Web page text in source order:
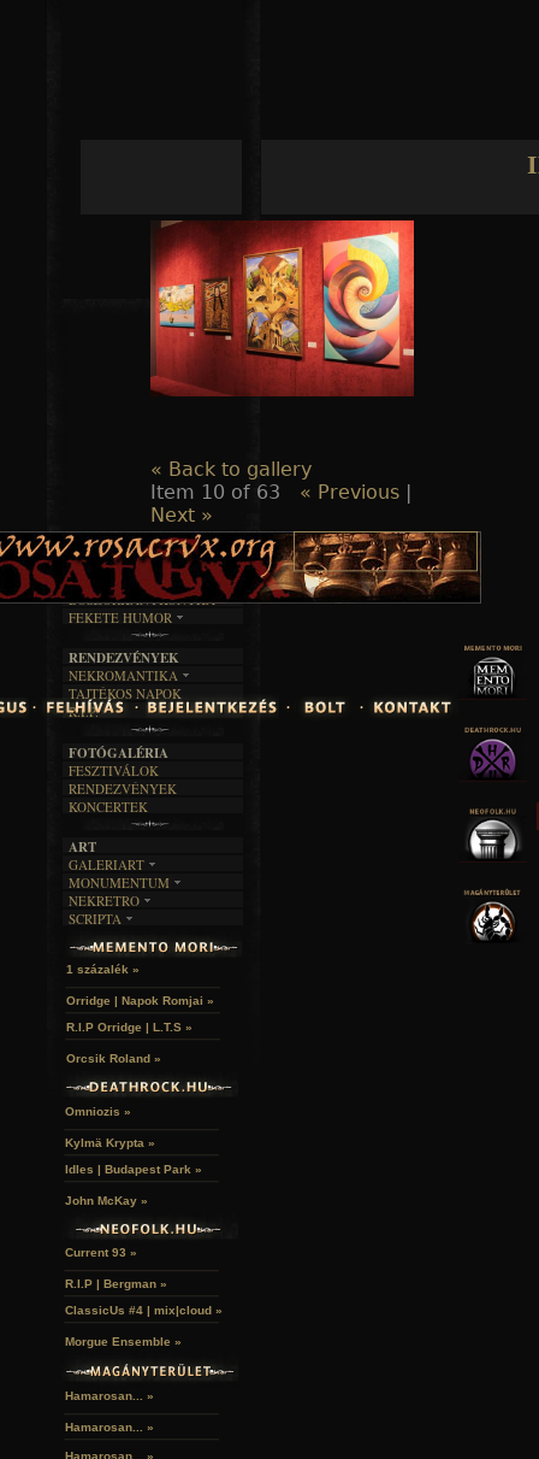
« Back to gallery
Item 10 of 63
« Previous
Next »
TAJTÉKOS LAPOK
ZENE
EGYÜTTESEK
INTERJÚK
FORDÍTÁSOK
DALSZÖVEGEK
ÍRÁSOK
IRODALOM
FILM
MŰVÉSZET
ÍRÁSTÖRTÉNET
BOSZORKÁNYKONYHA
FEKETE HUMOR
SZÖVEGES
RENDEZVÉNYEK
NEKROMANTIKA
AKTUÁLIS
A MÚLT
TAJTÉKOS NAPOK
R.I.P.
FOTÓGALÉRIA
FESZTIVÁLOK
RENDEZVÉNYEK
KONCERTEK
ART
GALERIART
ARTGALERI
KÉPREGÉNYEK
LAKÁSKULTS
MONUMENTUM
TEMETŐK
TEMPLOMOK
VÁRAK
HELYEK
NEKRETRO
SZUBKULT
FEKETE LYUK
RELIKVIÁK
SCRIPTA
NOVELLÁK
VERSEK
1 százalék »
Orridge | Napok Romjai »
R.I.P Orridge | L.T.S »
Orcsik Roland »
Omniozis »
Kylmä Krypta »
Idles | Budapest Park »
John McKay »
Current 93 »
R.I.P | Bergman »
ClassicUs #4 | mix|cloud »
Morgue Ensemble »
Hamarosan... »
Hamarosan... »
Hamarosan... »